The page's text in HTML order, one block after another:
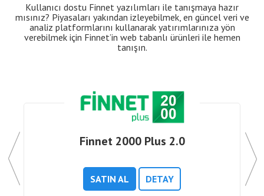
Kullanıcı dostu Finnet yazılımları ile tanışmaya hazır
mısınız? Piyasaları yakından izleyebilmek, en güncel veri ve
analiz platformlarını kullanarak yatırımlarınıza yön
verebilmek için Finnet’in web tabanlı ürünleri ile hemen
tanışın.
Finnet 2000 Plus 2.0
SATIN AL DETAY